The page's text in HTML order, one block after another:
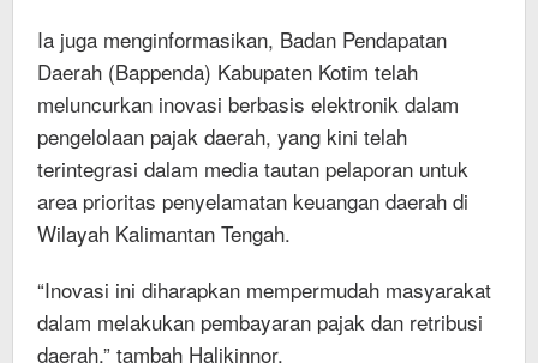
Ia juga menginformasikan, Badan Pendapatan
Daerah (Bappenda) Kabupaten Kotim telah
meluncurkan inovasi berbasis elektronik dalam
pengelolaan pajak daerah, yang kini telah
terintegrasi dalam media tautan pelaporan untuk
area prioritas penyelamatan keuangan daerah di
Wilayah Kalimantan Tengah.
“Inovasi ini diharapkan mempermudah masyarakat
dalam melakukan pembayaran pajak dan retribusi
daerah,” tambah Halikinnor.